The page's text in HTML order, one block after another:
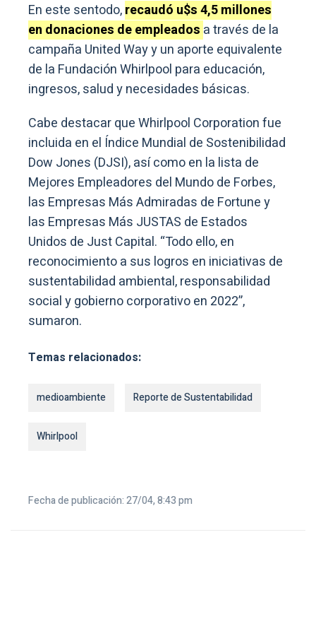
En este sentodo,recaudó u$s 4,5 millones
en donaciones de empleados a través de la
campaña United Way y un aporte equivalente
de la Fundación Whirlpool para educación,
ingresos, salud y necesidades básicas.
Cabe destacar que Whirlpool Corporation fue
incluida en el Índice Mundial de Sostenibilidad
Dow Jones (DJSI), así como en la lista de
Mejores Empleadores del Mundo de Forbes,
las Empresas Más Admiradas de Fortune y
las Empresas Más JUSTAS de Estados
Unidos de Just Capital. “Todo ello, en
reconocimiento a sus logros en iniciativas de
sustentabilidad ambiental, responsabilidad
social y gobierno corporativo en 2022”,
sumaron.
Temas relacionados:
medioambiente Reporte de Sustentabilidad
Whirlpool
Fecha de publicación: 27/04, 8:43 pm